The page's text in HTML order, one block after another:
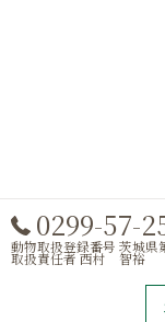
0299-57-
動物取扱登録番号 茨城
取扱責任者 西村 智裕